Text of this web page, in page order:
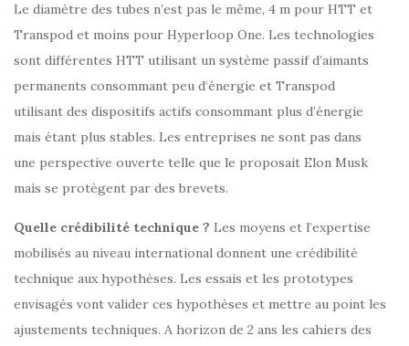
Le diamètre des tubes n’est pas le même, 4 m pour HTT et
Transpod et moins pour Hyperloop One. Les technologies
sont différentes HTT utilisant un système passif d’aimants
permanents consommant peu d‘énergie et Transpod
utilisant des dispositifs actifs consommant plus d’énergie
mais étant plus stables. Les entreprises ne sont pas dans
une perspective ouverte telle que le proposait Elon Musk
mais se protègent par des brevets.
Quelle crédibilité technique ? Les moyens et l’expertise
mobilisés au niveau international donnent une crédibilité
technique aux hypothèses. Les essais et les prototypes
envisagés vont valider ces hypothèses et mettre au point les
ajustements techniques. A horizon de 2 ans les cahiers des